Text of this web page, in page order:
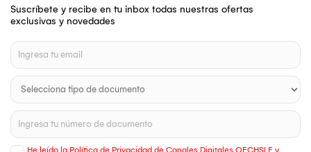
Suscríbete y recibe en tu inbox todas nuestras ofertas
exclusivas y novedades
He leído la Política de Privacidad de Canales Digitales OECHSLE y